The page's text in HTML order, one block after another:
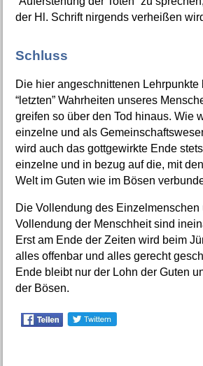
der Hl. Schrift nirgends verheißen
Schluss
Die hier angeschnittenen Lehrpunkte
“letzten” Wahrheiten unseres
greifen so über den Tod hinaus. Wie
einzelne und als
wird auch das gottgewirkte Ende
einzelne und in bezug auf die, mit
Welt im Guten wie im Bösen
Die Vollendung des Einzelmenschen
Vollendung der Menschheit sind
Erst am Ende der Zeiten wird beim
alles offenbar und alles gerecht
Ende bleibt nur der Lohn der Guten
der Bösen.